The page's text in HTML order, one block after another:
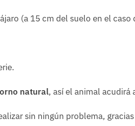
(a 15 cm del suelo en el caso
natural, así el animal acudirá
sin ningún problema,